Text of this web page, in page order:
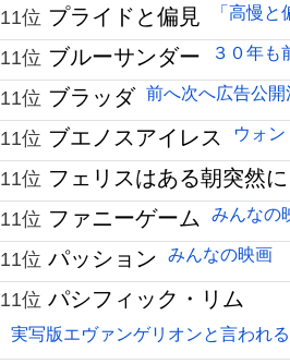
11位 プライドと偏見 「高慢
11位 ブルーサンダー ３０年も
11位 ブラッダ 前へ次へ広告公
11位 ブエノスアイレス ウォ
11位 フェリスはある朝突然に
11位 ファニーゲーム みんなの
11位 パッション みんなの映画
11位 パシフィック・リム
実写版エヴァンゲリオンと言われ